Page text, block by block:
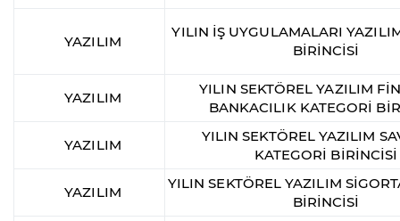
YAZILIM
YILIN İŞ UYGULAMALARI
BİRİNCİSİ
YAZILIM
YILIN SEKTÖREL YAZILIM
BANKACILIK KATEGORİ
YAZILIM
YILIN SEKTÖREL YAZILIM
KATEGORİ BİRİNCİSİ
YAZILIM
YILIN SEKTÖREL YAZILIM
BİRİNCİSİ